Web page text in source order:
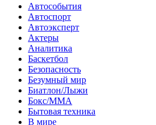
Автособытия
Автоспорт
Автоэксперт
Актеры
Аналитика
Баскетбол
Безопасность
Безумный мир
Биатлон/Лыжи
Бокс/MMA
Бытовая техника
В мире